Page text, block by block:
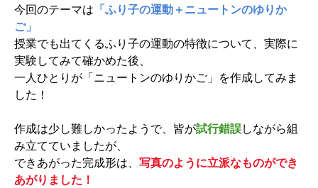
今回のテーマは 「ふり子の運動＋ニュートンのゆりか
ご」
授業でも出てくるふり子の運動の特徴について、実際に
実験してみて確かめた後、
一人ひとりが「ニュートンのゆりかご」を作成してみま
した！
作成は少し難しかったようで、皆が試行錯誤しながら組
み立てていましたが、
できあがった完成形は、 写真のように立派なものができ
あがりました！